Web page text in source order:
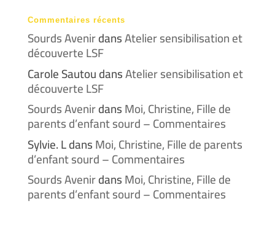
Commentaires récents
Sourds AvenirdansAtelier sensibilisation et
découverte LSF
Carole SautoudansAtelier sensibilisation et
découverte LSF
Sourds AvenirdansMoi, Christine, Fille de
parents d’enfant sourd – Commentaires
Sylvie. LdansMoi, Christine, Fille de parents
d’enfant sourd – Commentaires
Sourds AvenirdansMoi, Christine, Fille de
parents d’enfant sourd – Commentaires